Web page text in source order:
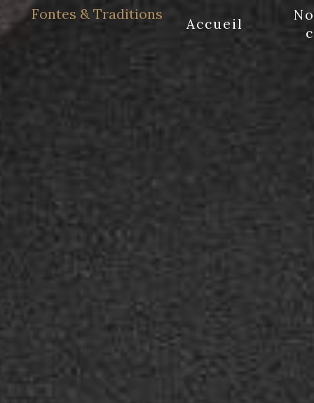
Fontes & Traditions
Accueil
Panneau de gestion des cookies